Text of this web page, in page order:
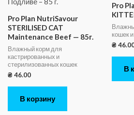
Pro Plan NutriSavour
STERILISED CAT
Maintenance Beef — 85г.
Влажный корм для
кастрированных и
стерилизованных кошек
₴ 46.00
В корзину
Pro
кошек и
₴
В